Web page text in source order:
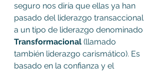
seguro nos diría que ellas ya han
pasado del liderazgo transaccional
a un tipo de liderazgo denominado
Transformacional (llamado
también liderazgo carismático). Es
basado en la confianza y el